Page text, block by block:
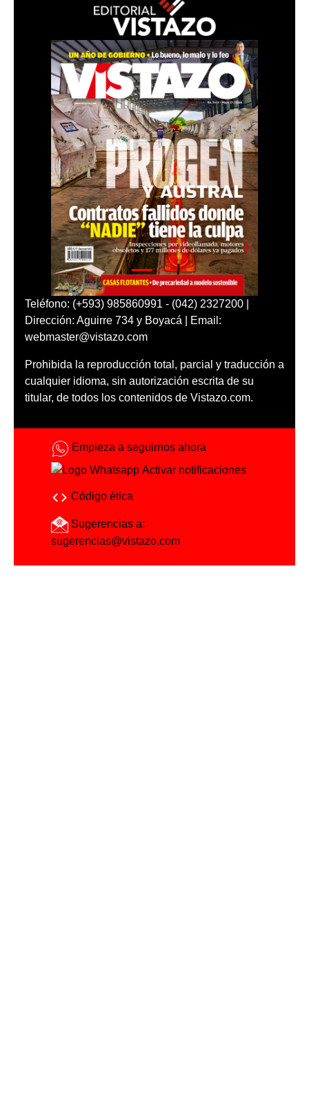
Teléfono: (+593) 985860991 - (042) 2327200 |
Dirección: Aguirre 734 y Boyacá | Email:
webmaster@vistazo.com
Prohibida la reproducción total, parcial y traducción a
cualquier idioma, sin autorización escrita de su
titular, de todos los contenidos de Vistazo.com.
Empieza a seguirnos ahora
Activar notificaciones
Código ética
Sugerencias a:
sugerencias@vistazo.com